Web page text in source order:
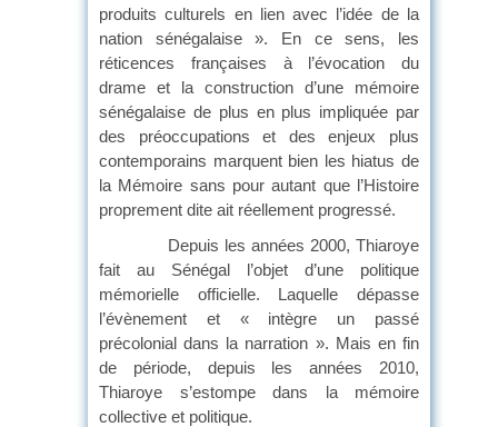
produits culturels en lien avec l’idée de la
nation sénégalaise ». En ce sens, les
réticences françaises à l’évocation du
drame et la construction d’une mémoire
sénégalaise de plus en plus impliquée par
des préoccupations et des enjeux plus
contemporains marquent bien les hiatus de
la Mémoire sans pour autant que l’Histoire
proprement dite ait réellement progressé.
Depuis les années 2000, Thiaroye
fait au Sénégal l’objet d’une politique
mémorielle officielle. Laquelle dépasse
l’évènement et « intègre un passé
précolonial dans la narration ». Mais en fin
de période, depuis les années 2010,
Thiaroye s’estompe dans la mémoire
collective et politique.